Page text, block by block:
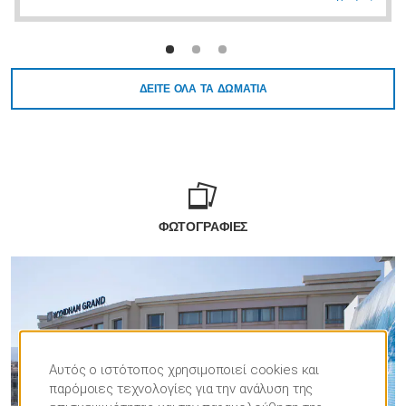
ΔΕΊΤΕ ΌΛΑ ΤΑ ΔΩΜΆΤΙΑ
ΦΩΤΟΓΡΑΦΊΕΣ
Αυτός ο ιστότοπος χρησιμοποιεί cookies και
παρόμοιες τεχνολογίες για την ανάλυση της